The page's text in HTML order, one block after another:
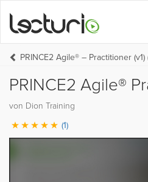
PRINCE2 Agile® – Practitioner (v1)
PRINCE2 Agile®
von Dion Training
(1)